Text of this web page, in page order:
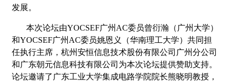
发展。
本次论坛由YOCSEF广州AC委员曾衍瀚（广州大学）
和YOCSEF广州AC委员姚恩义（华南理工大学）共同担
任执行主席，杭州安恒信息技术股份有限公司广州分公司
和广东朝元信息科技有限公司为本次论坛提供赞助支持。
论坛邀请了广东工业大学集成电路学院院长熊晓明教授，